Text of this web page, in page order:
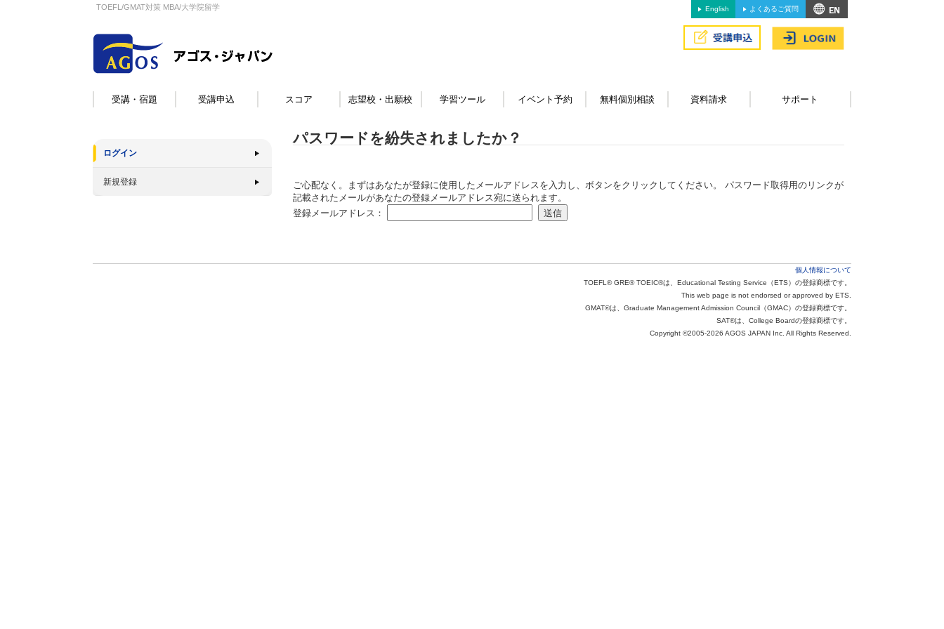
TOEFL/GMAT対策 MBA/大学院留学 English よくあるご質問
受講・宿題 受講申込 スコア 志望校・出願校 学習ツール イベント予約 無料個別相談 資料請求 サポート
ログイン
新規登録
パスワードを紛失されましたか？
ご心配なく。まずはあなたが登録に使用したメールアドレスを入力し、ボタンをクリックしてください。 パスワード取得用のリンクが
記載されたメールがあなたの登録メールアドレス宛に送られます。
登録メールアドレス：
個人情報について
TOEFL® GRE® TOEIC®は、Educational Testing Service（ETS）の登録商標です。
This web page is not endorsed or approved by ETS.
GMAT®は、Graduate Management Admission Council（GMAC）の登録商標です。
SAT®は、College Boardの登録商標です。
Copyright ©2005-2026 AGOS JAPAN Inc. All Rights Reserved.